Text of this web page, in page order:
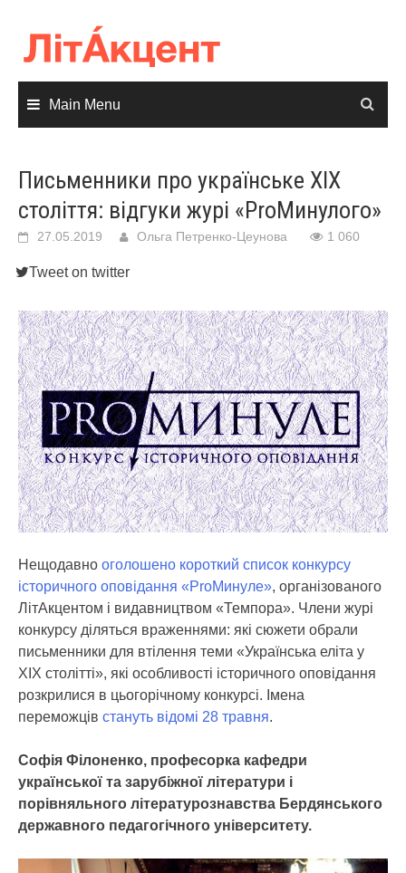
content
Main Menu
Письменники про українське ХІХ
століття: відгуки журі «ProМинулого»
27.05.2019 Ольга Петренко-Цеунова 1 060
Tweet on twitter
Нещодавно оголошено короткий список конкурсу
історичного оповідання «ProМинуле», організованого
ЛітАкцентом і видавництвом «Темпора». Члени журі
конкурсу діляться враженнями: які сюжети обрали
письменники для втілення теми «Українська еліта у
ХІХ столітті», які особливості історичного оповідання
розкрилися в цьогорічному конкурсі. Імена
переможців стануть відомі 28 травня.
Софія Філоненко, професорка кафедри
української та зарубіжної літератури і
порівняльного літературознавства Бердянського
державного педагогічного університету.